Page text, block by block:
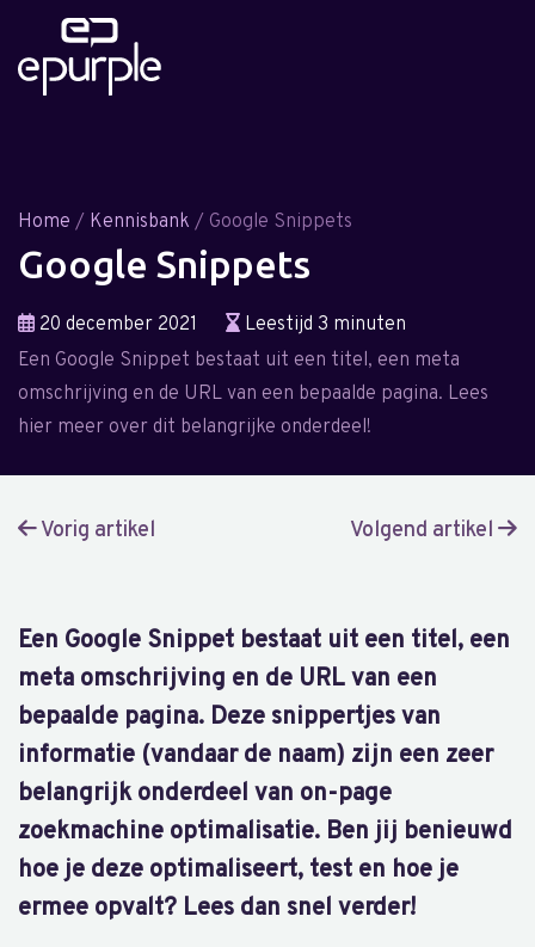
Home / Kennisbank / Google Snippets
Google Snippets
20 december 2021
Leestijd 3 minuten
Een Google Snippet bestaat uit een titel, een meta
omschrijving en de URL van een bepaalde pagina. Lees
hier meer over dit belangrijke onderdeel!
Vorig artikel Volgend artikel
Een Google Snippet bestaat uit een titel, een
meta omschrijving en de URL van een
bepaalde pagina. Deze snippertjes van
informatie (vandaar de naam) zijn een zeer
belangrijk onderdeel van on-page
zoekmachine optimalisatie. Ben jij benieuwd
hoe je deze optimaliseert, test en hoe je
ermee opvalt? Lees dan snel verder!